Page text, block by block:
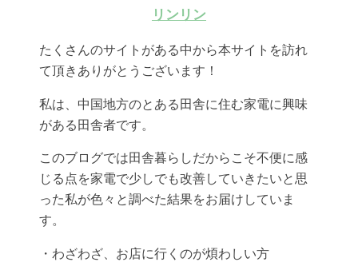
リンリン
たくさんのサイトがある中から本サイトを訪れ
て頂きありがとうございます！
私は、中国地方のとある田舎に住む家電に興味
がある田舎者です。
このブログでは田舎暮らしだからこそ不便に感
じる点を家電で少しでも改善していきたいと思
った私が色々と調べた結果をお届けしていま
す。
・わざわざ、お店に行くのが煩わしい方